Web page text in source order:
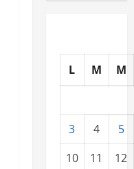
L M M
3 4
5
10
11
12